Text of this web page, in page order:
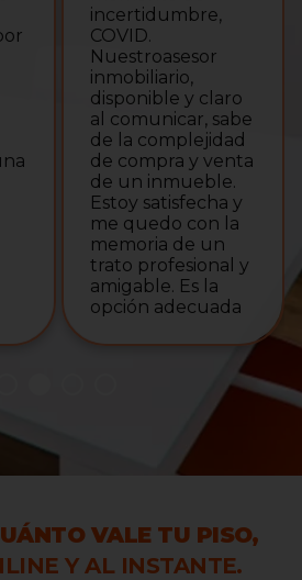
y claro
sabe
y venta
atento a nuestras
llamadas y muy
colaborativo,
cuadró los
tiempos a la
perfección de
ambas
operaciones y en
un plazo de
tiempo ideal.
Muchas gracias
por las gestiones,
seriedad y
en los trámites.
VALE TU PISO,
Y AL INSTANTE.